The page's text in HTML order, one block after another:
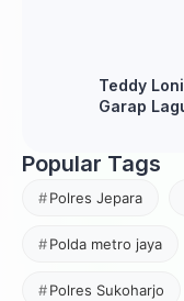
Teddy
Garap
Popular Tags
Polres Jepara
Polda metro jaya
Polres Sukoharjo